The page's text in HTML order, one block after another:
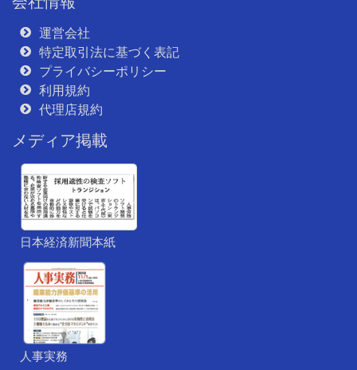
運営会社
特定取引法に基づく表記
プライバシーポリシー
利用規約
代理店規約
メディア掲載
日本経済新聞本紙
人事実務